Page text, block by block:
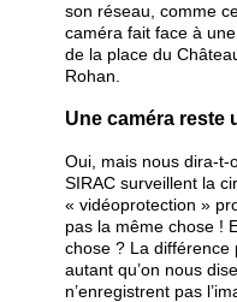
son réseau, comme
caméra fait face à
de la place du
Rohan.
Une caméra reste
Oui, mais nous dira-t-
SIRAC surveillent la
« vidéoprotection »
pas la même chose !
chose ? La différence
autant qu’on nous
n’enregistrent pas